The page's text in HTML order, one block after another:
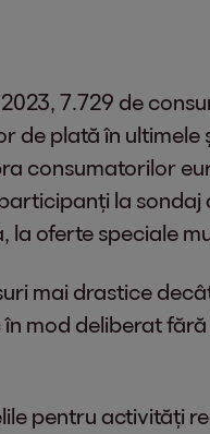
7.729 de
plată în ultimele
consumatorilor
la
la oferte speciale
mai drastice
mod deliberat
pentru activități